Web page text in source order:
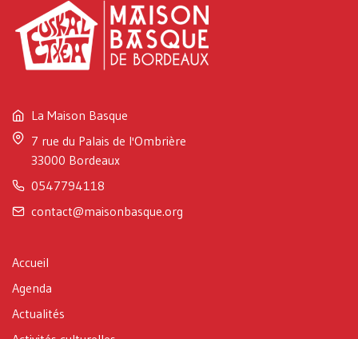
La Maison Basque
7 rue du Palais de l'Ombrière
33000 Bordeaux
0547794118
contact@maisonbasque.org
Accueil
Agenda
Actualités